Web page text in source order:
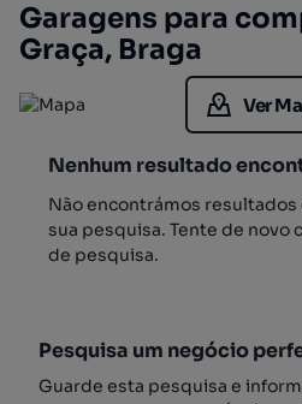
Garagens para
Graça, Braga
Ver
Nenhum resultado
Não encontrámos
sua pesquisa. Tente de novo
de pesquisa.
Pesquisa um negócio
Guarde esta pesquisa e